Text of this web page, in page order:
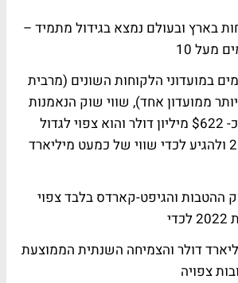
בארץ ובעולם נמצא בגידול מתמיד –
מעל 10
במועדוני הלקוחות השונים (מרבית
ממועדון אחד), שווי שוק הנאמנות
הישראלי נעמד על כ- $622 מיליון דולר והוא צפוי לגדול
בקצב שנתי של .2 ולהגיע לכדי שווי של כמעט מיליארד
ההטבות והגיפט-קארדס בלבד צפוי
של כ- 987 מיליארד דולר והצמיחה השנתית הממוצעת
צפויה